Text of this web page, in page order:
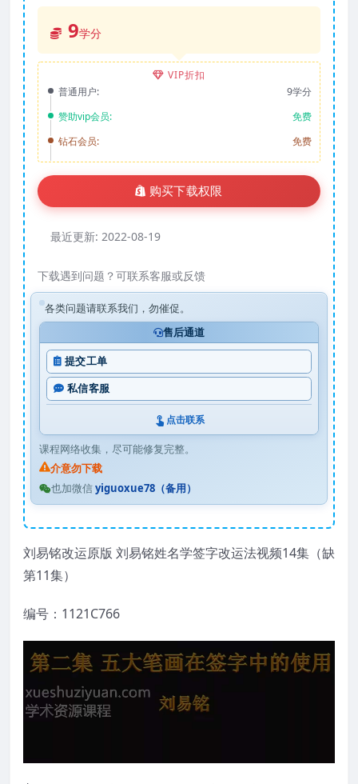
9学分
VIP折扣
普通用户:
9学分
赞助vip会员:
免费
钻石会员:
免费
购买下载权限
最近更新: 2022-08-19
下载遇到问题？可联系客服或反馈
各类问题请联系我们，勿催促。
售后通道
提交工单
私信客服
点击联系
课程网络收集，尽可能修复完整。
介意勿下载
也加微信yiguoxue78（备用）
刘易铭改运原版 刘易铭姓名学签字改运法视频14集（缺
第11集）
编号：1121C766